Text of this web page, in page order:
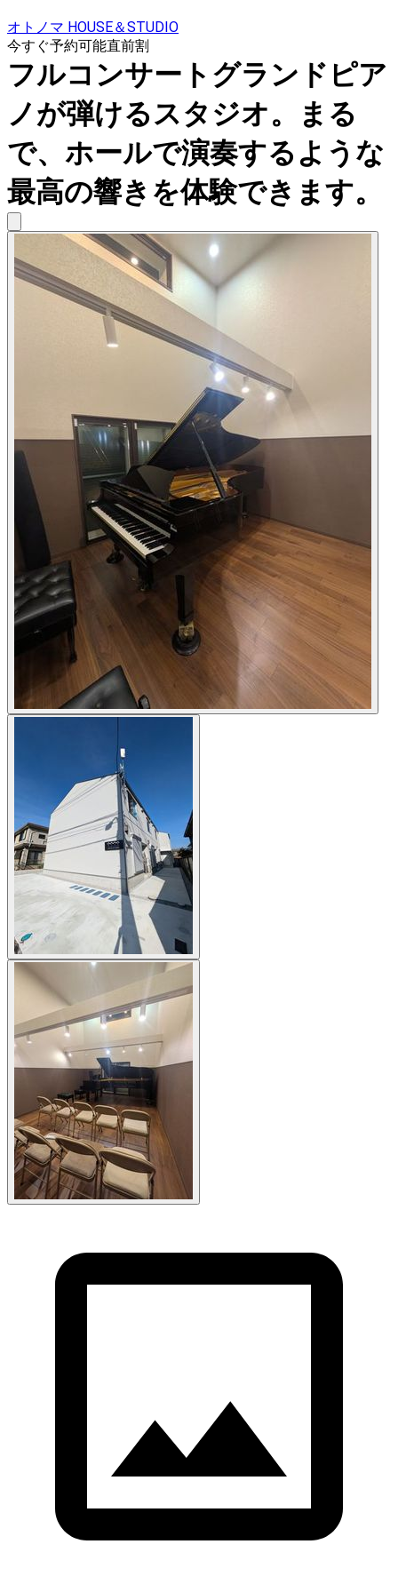
オトノマ HOUSE＆STUDIO
今すぐ予約可能直前割
フルコンサートグランドピア
ノが弾けるスタジオ。まる
で、ホールで演奏するような
最高の響きを体験できます。